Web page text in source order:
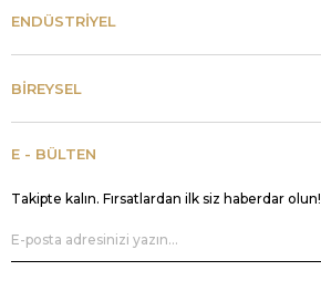
ENDÜSTRİYEL
BİREYSEL
E - BÜLTEN
Takipte kalın. Fırsatlardan ilk siz haberdar olun!